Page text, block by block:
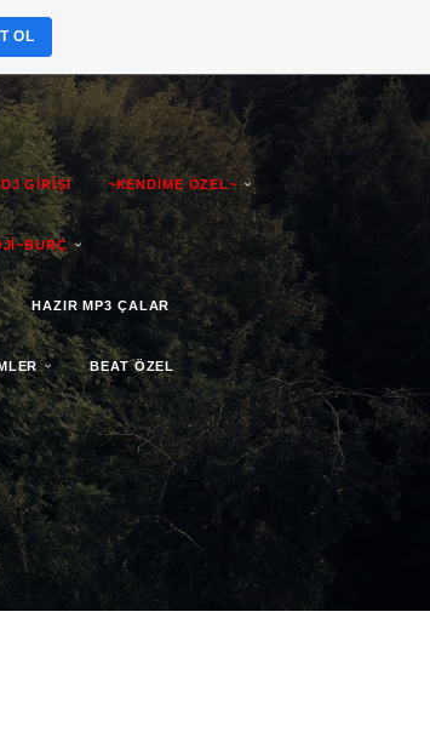
DJ GİRİŞİ ~KENDİME ÖZEL~
HAZIR MP3 ÇALAR
BEAT ÖZEL
OL